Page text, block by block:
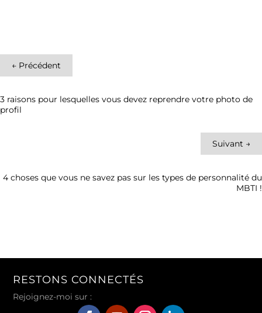
← Précédent
3 raisons pour lesquelles vous devez reprendre votre photo de
profil
Suivant →
4 choses que vous ne savez pas sur les types de personnalité du
MBTI !
RESTONS CONNECTÉS
Rejoignez-moi sur :